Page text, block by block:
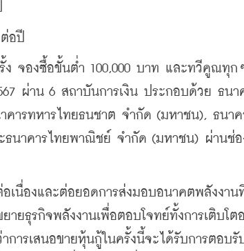
อปี
จองซื้อขั้นต่ำ 100,000 บาท และทวีคูณทุก
ผ่าน 6 สถาบันการเงิน ประกอบด้วย ธนา
ารทหารไทยธนชาต จำกัด (มหาชน), ธนาค
นาคารไทยพาณิชย์ จำกัด (มหาชน) ผ่านช่อ
นื่องและต่อยอดการส่งมอบอนาคตพลังงาน
ยธุรกิจพลังงานเพื่อตอบโจทย์ทั้งการเติบโต
รเสนอขายหุ้นกู้ในครั้งนี้จะได้รับการตอบรั